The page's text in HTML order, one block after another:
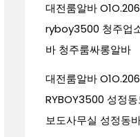
대전룸알바
ryboy3500 청주업
바 청주룸싸롱알바
대전룸알바
RYBOY3500 성정
보도사무실 성정동